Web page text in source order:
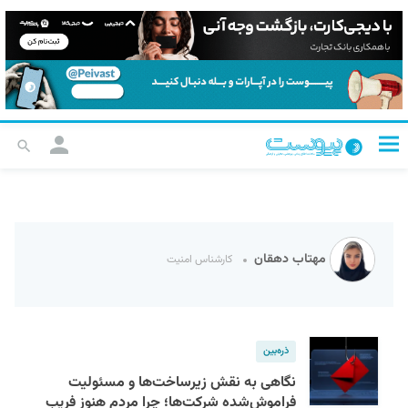
مهتاب دهقان کارشناس امنیت
ذره‌بین
نگاهی به نقش زیرساخت‌ها و مسئولیت
فراموش‌شده شرکت‌ها؛ چرا مردم هنوز فریب